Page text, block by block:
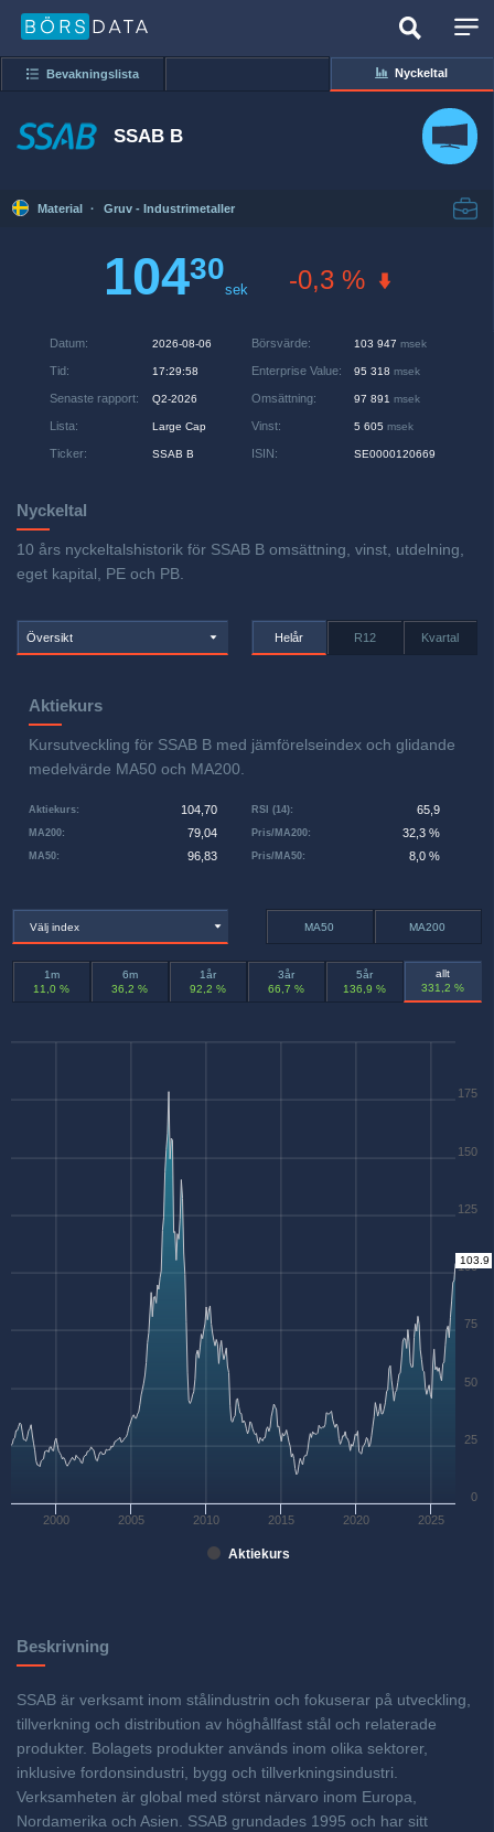
Bevakningslista Nyckeltal
SSAB B
Material · Gruv - Industrimetaller
10430
sek -0,3 %
Datum: 2026-08-06
Tid: 17:29:58
Senaste rapport: Q2-2026
Lista: Large Cap
Ticker: SSAB B
Börsvärde: 103 947 msek
Enterprise Value: 95 318 msek
Omsättning: 97 891 msek
Vinst: 5 605 msek
ISIN: SE0000120669
Nyckeltal
10 års nyckeltalshistorik för SSAB B omsättning, vinst, utdelning,
eget kapital, PE och PB.
Översikt Helår R12 Kvartal
Aktiekurs
Kursutveckling för SSAB B med jämförelseindex och glidande
medelvärde MA50 och MA200.
Aktiekurs: 104,70
MA50: 96,83
MA200: 79,04 Pris/MA200: 32,3 %
RSI (14): 65,9
Pris/MA50: 8,0 %
Välj index MA50 MA200
1m
11,0 %
6m
36,2 %
1år
92,2 %
3år
66,7 %
5år
136,9 %
allt
331,2 %
Aktiekurs
2000 2005 2010 2015 2020 2025
0
25
50
75
100
125
150
175
103.9
Beskrivning
SSAB är verksamt inom stålindustrin och fokuserar på utveckling,
tillverkning och distribution av höghållfast stål och relaterade
produkter. Bolagets produkter används inom olika sektorer,
inklusive fordonsindustri, bygg och tillverkningsindustri.
Verksamheten är global med störst närvaro inom Europa,
Nordamerika och Asien. SSAB grundades 1995 och har sitt